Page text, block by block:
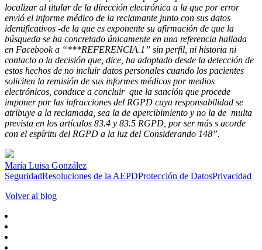
localizar al titular de la dirección electrónica a la que por error
envió el informe médico de la reclamante junto con sus datos
identificativos -de la que es exponente su afirmación de que la
búsqueda se ha concretado únicamente en una referencia hallada
en Facebook a “***REFERENCIA.1” sin perfil, ni historia ni
contacto o la decisión que, dice, ha adoptado desde la detección de
estos hechos de no incluir datos personales cuando los pacientes
soliciten la remisión de sus informes médicos por medios
electrónicos, conduce a concluir que la sanción que procede
imponer por las infracciones del RGPD cuya responsabilidad se
atribuye a la reclamada, sea la de apercibimiento y no la de multa
prevista en los artículos 83.4 y 83.5 RGPD, por ser más s acorde
con el espíritu del RGPD a la luz del Considerando 148”.
María Luisa González
SeguridadResoluciones de la AEPDProtección de DatosPrivacidad
Volver al blog